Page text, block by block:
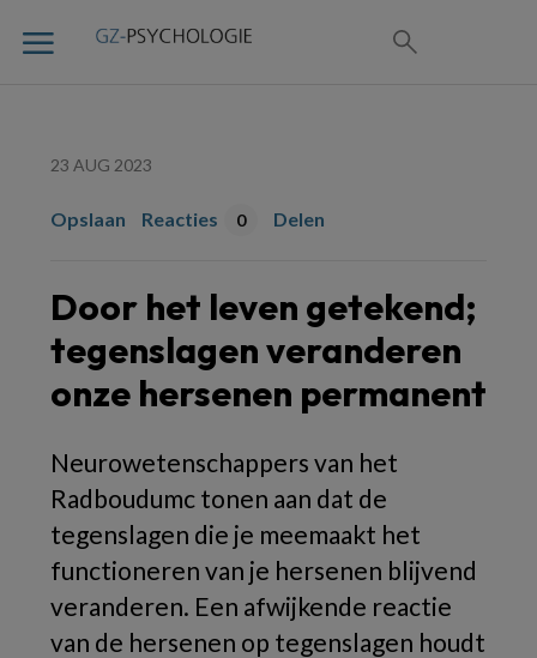
23 AUG 2023
Opslaan Reacties 0 Delen
Door het leven getekend;
tegenslagen veranderen
onze hersenen permanent
Neurowetenschappers van het
Radboudumc tonen aan dat de
tegenslagen die je meemaakt het
functioneren van je hersenen blijvend
veranderen. Een afwijkende reactie
van de hersenen op tegenslagen houdt